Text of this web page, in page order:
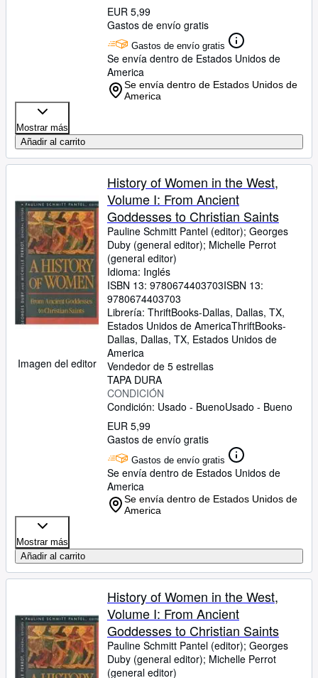
EUR 5,99
Gastos de envío gratis
Gastos de envío gratis
Se envía dentro de Estados Unidos de
America
Se envía dentro de Estados Unidos de
America
Mostrar más
Añadir al carrito
Imagen del editor
History of Women in the West,
Volume I: From Ancient
Goddesses to Christian Saints
Pauline Schmitt Pantel (editor); Georges
Duby (general editor); Michelle Perrot
(general editor)
Idioma: Inglés
ISBN 13: 9780674403703ISBN 13:
9780674403703
Librería: ThriftBooks-Dallas, Dallas, TX,
Estados Unidos de AmericaThriftBooks-
Dallas, Dallas, TX, Estados Unidos de
America
Vendedor de 5 estrellas
TAPA DURA
CONDICIÓN
Condición: Usado - BuenoUsado - Bueno
EUR 5,99
Gastos de envío gratis
Gastos de envío gratis
Se envía dentro de Estados Unidos de
America
Se envía dentro de Estados Unidos de
America
Mostrar más
Añadir al carrito
History of Women in the West,
Volume I: From Ancient
Goddesses to Christian Saints
Pauline Schmitt Pantel (editor); Georges
Duby (general editor); Michelle Perrot
(general editor)